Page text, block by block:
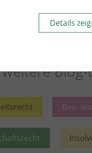
diesem Rechtsgebiet
Bau-
Details